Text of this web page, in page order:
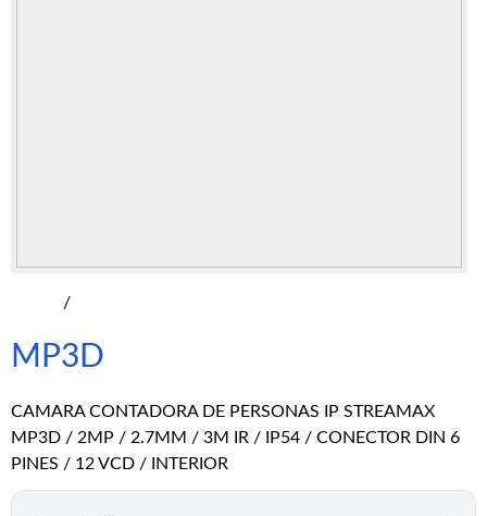
/
MP3D
CAMARA CONTADORA DE PERSONAS IP STREAMAX
MP3D / 2MP / 2.7MM / 3M IR / IP54 / CONECTOR DIN 6
PINES / 12 VCD / INTERIOR